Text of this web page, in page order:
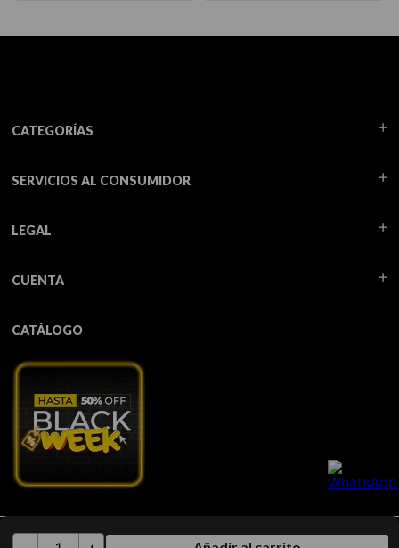
CATEGORÍAS
SERVICIOS AL CONSUMIDOR
LEGAL
CUENTA
CATÁLOGO
Todos los derechos reservados TUA - 2026